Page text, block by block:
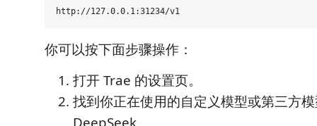
你可以按下面步骤操作：
打开 Trae 的设置页。
找到你正在使用的自定义模型或第三方